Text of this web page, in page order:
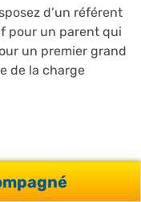
d’un référent
pour un parent qui
un premier grand
de la charge
avec les écoles :